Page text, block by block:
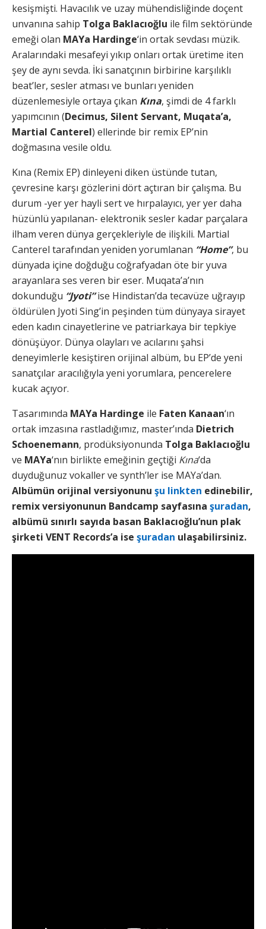
kesişmişti. Havacılık ve uzay mühendisliğinde doçent
unvanına sahip Tolga Baklacıoğlu ile film sektöründe
emeği olan MAYa Hardinge‘in ortak sevdası müzik.
Aralarındaki mesafeyi yıkıp onları ortak üretime iten
şey de aynı sevda. İki sanatçının birbirine karşılıklı
beat’ler, sesler atması ve bunları yeniden
düzenlemesiyle ortaya çıkan Kına, şimdi de 4 farklı
yapımcının (Decimus, Silent Servant, Muqata’a,
Martial Canterel) ellerinde bir remix EP’nin
doğmasına vesile oldu.
Kına (Remix EP) dinleyeni diken üstünde tutan,
çevresine karşı gözlerini dört açtıran bir çalışma. Bu
durum -yer yer hayli sert ve hırpalayıcı, yer yer daha
hüzünlü yapılanan- elektronik sesler kadar parçalara
ilham veren dünya gerçekleriyle de ilişkili. Martial
Canterel tarafından yeniden yorumlanan “Home”, bu
dünyada içine doğduğu coğrafyadan öte bir yuva
arayanlara ses veren bir eser. Muqata’a’nın
dokunduğu “Jyoti”ise Hindistan’da tecavüze uğrayıp
öldürülen Jyoti Sing’in peşinden tüm dünyaya sirayet
eden kadın cinayetlerine ve patriarkaya bir tepkiye
dönüşüyor. Dünya olayları ve acılarını şahsi
deneyimlerle kesiştiren orijinal albüm, bu EP’de yeni
sanatçılar aracılığıyla yeni yorumlara, pencerelere
kucak açıyor.
Tasarımında MAYa Hardinge ile Faten Kanaan‘ın
ortak imzasına rastladığımız, master’ında Dietrich
Schoenemann, prodüksiyonunda Tolga Baklacıoğlu
ve MAYa‘nın birlikte emeğinin geçtiği Kına‘da
duyduğunuz vokaller ve synth’ler ise MAYa’dan.
Albümün orijinal versiyonunu şu linkten edinebilir,
remix versiyonunun Bandcamp sayfasına şuradan,
albümü sınırlı sayıda basan Baklacıoğlu’nun plak
şirketi VENT Records’a ise şuradan ulaşabilirsiniz.